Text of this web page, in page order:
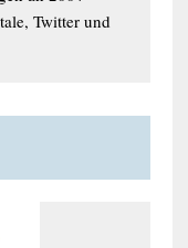
Twitter und